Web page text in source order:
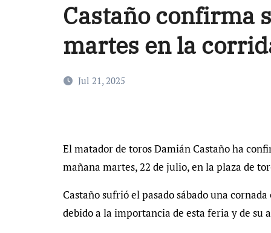
Castaño confirma
martes en la
Jul 21, 2025
El matador de toros Damián Castaño ha
mañana martes, 22 de julio, en la plaza de
Castaño sufrió el pasado sábado una
debido a la importancia de esta feria y de su